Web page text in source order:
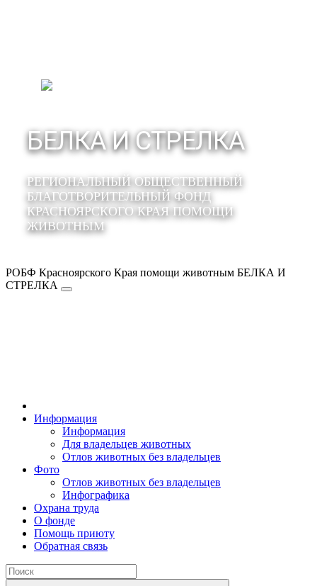
БЕЛКА И СТРЕЛКА
РЕГИОНАЛЬНЫЙ ОБЩЕСТВЕННЫЙ
БЛАГОТВОРИТЕЛЬНЫЙ ФОНД
КРАСНОЯРСКОГО КРАЯ ПОМОЩИ
ЖИВОТНЫМ
РОБФ Красноярского Края помощи животным БЕЛКА И
СТРЕЛКА
Информация
Информация
Для владельцев животных
Отлов животных без владельцев
Фото
Отлов животных без владельцев
Инфографика
Охрана труда
О фонде
Помощь приюту
Обратная связь